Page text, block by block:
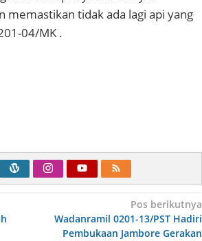
memastikan tidak ada lagi api yang
04/MK .
Pos berikutnya
Wadanramil 0201-13/PST Hadiri
Pembukaan Jambore Gerakan